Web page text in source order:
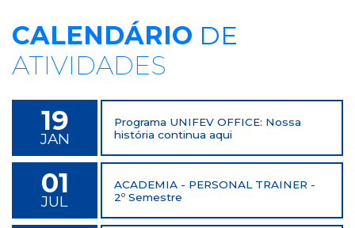
CALENDÁRIO DE
ATIVIDADES
19
JAN
Programa UNIFEV OFFICE: Nossa
história continua aqui
01
JUL
ACADEMIA - PERSONAL TRAINER -
2º Semestre